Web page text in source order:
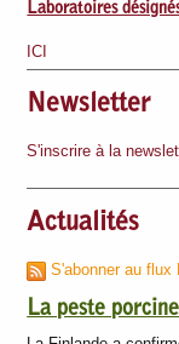
Laboratoires
ICI
Newsletter
S'inscrire à la
Actualités
S'abonner au flux
La peste